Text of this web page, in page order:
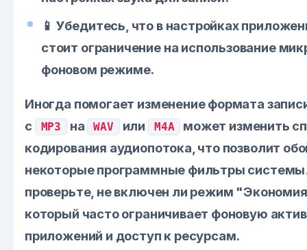
📱 Убедитесь, что в настройках
стоит ограничение на использование
фоновом режиме.
Иногда помогает изменение формата
с
MP3 на WAV или M4A
может изменить
кодирования аудиопотока, что позволит
некоторые программные фильтры
проверьте, не включен ли режим
который часто ограничивает фоновую
приложений и доступ к ресурсам.